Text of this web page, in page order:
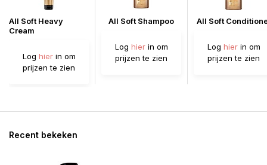
All Soft Heavy
Cream
Log hierin om
prijzen te zien
All Soft Shampoo
Log hierin om
prijzen te zien
All Soft
Log hierin om
prijzen te zien
Recent bekeken